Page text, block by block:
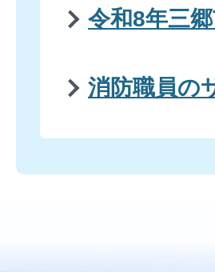
令和8年三
消防職員の